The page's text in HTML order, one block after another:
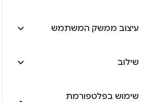
עיצוב ממשק המשתמש
שילוב
שימוש בפלטפורמת